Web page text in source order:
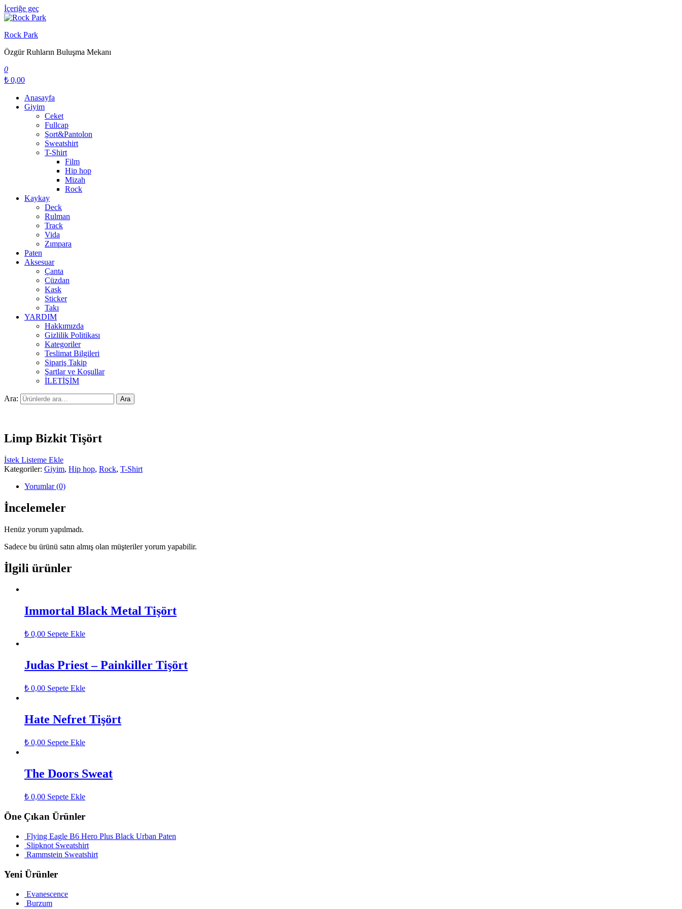
İçeriğe geç
Rock Park
Özgür Ruhların Buluşma Mekanı
0
₺ 0,00
Anasayfa
Giyim
Ceket
Fullcap
Şort&Pantolon
Sweatshirt
T-Shirt
Film
Hip hop
Mizah
Rock
Kaykay
Deck
Rulman
Track
Vida
Zımpara
Paten
Aksesuar
Çanta
Cüzdan
Kask
Sticker
Takı
YARDIM
Hakkımızda
Gizlilik Politikası
Kategoriler
Teslimat Bilgileri
Sipariş Takip
Şartlar ve Koşullar
İLETİŞİM
Ara: Ara
Limp Bizkit Tişört
İstek Listeme Ekle
Kategoriler: Giyim, Hip hop, Rock, T-Shirt
Yorumlar (0)
İncelemeler
Henüz yorum yapılmadı.
Sadece bu ürünü satın almış olan müşteriler yorum yapabilir.
İlgili ürünler
Immortal Black Metal Tişört
₺ 0,00 Sepete Ekle
Judas Priest – Painkiller Tişört
₺ 0,00 Sepete Ekle
Hate Nefret Tişört
₺ 0,00 Sepete Ekle
The Doors Sweat
₺ 0,00 Sepete Ekle
Öne Çıkan Ürünler
Flying Eagle B6 Hero Plus Black Urban Paten
Slipknot Sweatshirt
Rammstein Sweatshirt
Yeni Ürünler
Evanescence
Burzum